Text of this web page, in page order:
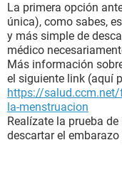
La primera opción
única), como sabes,
y más simple de
médico
Más información
el siguiente link (aquí
https://salud.ccm.net/
la-menstruacion
Realízate la prueba
descartar el